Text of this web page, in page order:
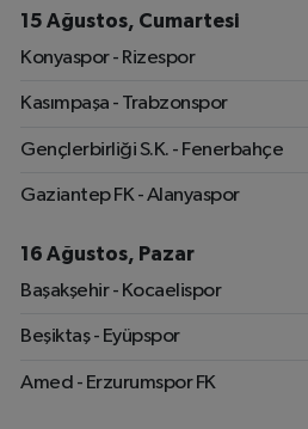
15 Ağustos, Cumartesi
Konyaspor - Rizespor
Kasımpaşa - Trabzonspor
Gençlerbirliği S.K. - Fenerbahçe
Gaziantep FK - Alanyaspor
16 Ağustos, Pazar
Başakşehir - Kocaelispor
Beşiktaş - Eyüpspor
Amed - Erzurumspor FK